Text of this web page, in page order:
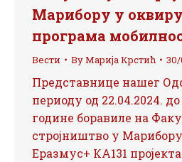
Марибору у
програма
Вести ByМарија Крстић
Представнице нашег
периоду од 22.04.2024. до
године боравиле на
стројништво у
Еразмус+ КА131